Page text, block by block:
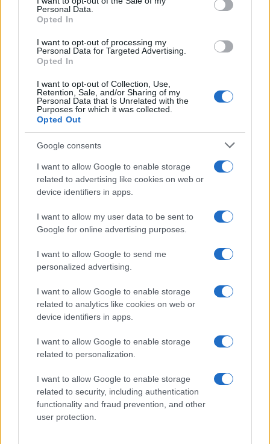
Personal Data.
Opted In
I want to opt-out of processing my
Personal Data for Targeted Advertising.
Opted In
I want to opt-out of Collection, Use,
Retention, Sale, and/or Sharing of my
Personal Data that Is Unrelated with the
Purposes for which it was collected.
Opted Out
Google consents
I want to allow Google to enable storage
related to advertising like cookies on web or
device identifiers in apps.
I want to allow my user data to be sent to
Google for online advertising purposes.
I want to allow Google to send me
personalized advertising.
I want to allow Google to enable storage
related to analytics like cookies on web or
device identifiers in apps.
I want to allow Google to enable storage
related to personalization.
I want to allow Google to enable storage
related to security, including authentication
functionality and fraud prevention, and other
user protection.
μακροπρόθεσμα.
Αν είναι λοιπόν να δώσουμε λεφτά για ΤΟΜΑ ας τα δώσουμε εκεί
Ειδάλλως ας τα δώσουμε αλλού. Το Ισραήλ έχει και πολύ
και πολύ περισσότερο χρήσιμα πράγματα να αγοράσουμε.
Reply
denmeenimerosan
Noble Member
Αυτοί δεν κάνουν ΠΟΤΕ προτάσεις αν δεν είναι σίγουροι ότι τα
στο e-banking,ούτε γειά δεν λένε
Reply
denmeenimerosan(@denmeenimerosan)
Ή μεγάλη μας δύναμη είναι το M113 αν γίνει το σωστό φτιάξιμο
το παιχνίδι
Reply
vasilis70(@vasilis70)
Active Member
11 Μαΐου 2025 13:27
Η πολυτυπία είναι μονόδρομος ετσι και αλλιώς, ακόμα και εις